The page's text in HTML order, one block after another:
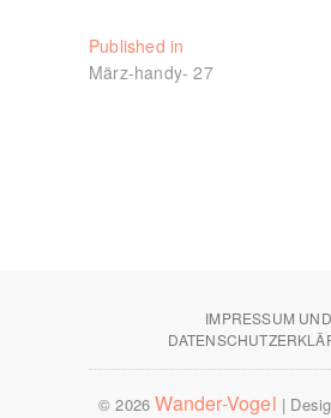
Beitragsnavigation
Published in
März-handy- 27
IMPRESSUM UND
© 2026Wander-Vogel |